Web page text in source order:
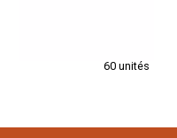
60 unités